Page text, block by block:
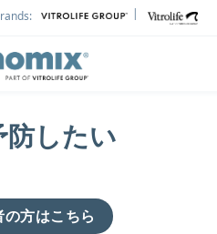
|
したい
方はこちら